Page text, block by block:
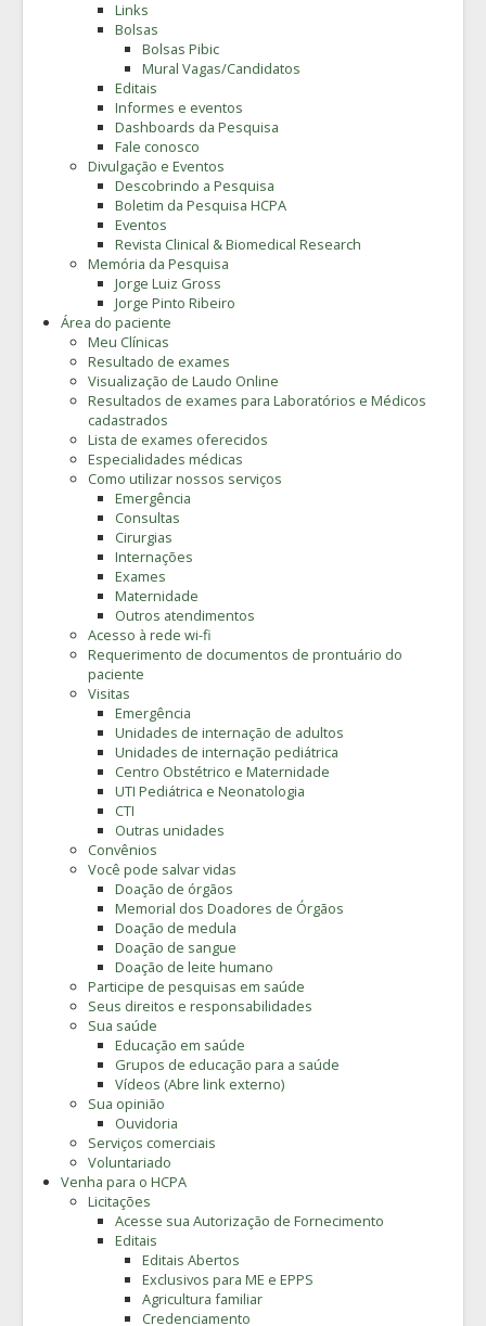
Links
Bolsas
Bolsas Pibic
Mural Vagas/Candidatos
Editais
Informes e eventos
Dashboards da Pesquisa
Fale conosco
Divulgação e Eventos
Descobrindo a Pesquisa
Boletim da Pesquisa HCPA
Eventos
Revista Clinical & Biomedical Research
Memória da Pesquisa
Jorge Luiz Gross
Jorge Pinto Ribeiro
Área do paciente
Meu Clínicas
Resultado de exames
Visualização de Laudo Online
Resultados de exames para Laboratórios e Médicos
cadastrados
Lista de exames oferecidos
Especialidades médicas
Como utilizar nossos serviços
Emergência
Consultas
Cirurgias
Internações
Exames
Maternidade
Outros atendimentos
Acesso à rede wi-fi
Requerimento de documentos de prontuário do
paciente
Visitas
Emergência
Unidades de internação de adultos
Unidades de internação pediátrica
Centro Obstétrico e Maternidade
UTI Pediátrica e Neonatologia
CTI
Outras unidades
Convênios
Você pode salvar vidas
Doação de órgãos
Memorial dos Doadores de Órgãos
Doação de medula
Doação de sangue
Doação de leite humano
Participe de pesquisas em saúde
Seus direitos e responsabilidades
Sua saúde
Educação em saúde
Grupos de educação para a saúde
Vídeos (Abre link externo)
Sua opinião
Ouvidoria
Serviços comerciais
Voluntariado
Venha para o HCPA
Licitações
Acesse sua Autorização de Fornecimento
Editais
Editais Abertos
Exclusivos para ME e EPPS
Agricultura familiar
Credenciamento